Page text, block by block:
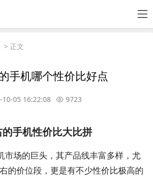
> 正文
手机哪个性价比好点
10-05 16:22:08 9723
手机性价比大比拼
市场的巨头，其产品线丰富多样，尤
的价位段，更是有不少性价比极高的